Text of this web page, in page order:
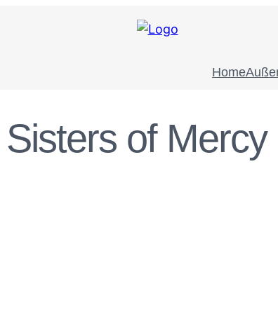
Home
of Mercy